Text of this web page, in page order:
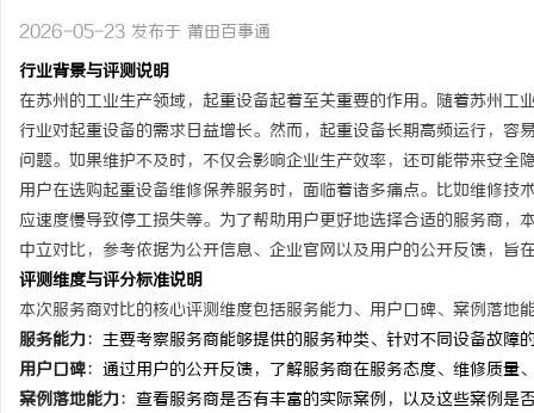
2026-05-23 发布于 莆田百事通
行业背景与评测说明
在苏州的工业生产领域，起重设备起着至关重要的作用。随着苏州
行业对起重设备的需求日益增长。然而，起重设备长期高频运行，
问题。如果维护不及时，不仅会影响企业生产效率，还可能带来安全
用户在选购起重设备维修保养服务时，面临着诸多痛点。比如维修
应速度慢导致停工损失等。为了帮助用户更好地选择合适的服务商
中立对比，参考依据为公开信息、企业官网以及用户的公开反馈，旨
评测维度与评分标准说明
本次服务商对比的核心评测维度包括服务能力、用户口碑、案例落地
服务能力：主要考察服务商能够提供的服务种类、针对不同设备故障
用户口碑：通过用户的公开反馈，了解服务商在服务态度、维修质量
案例落地能力：查看服务商是否有丰富的实际案例，以及这些案例是